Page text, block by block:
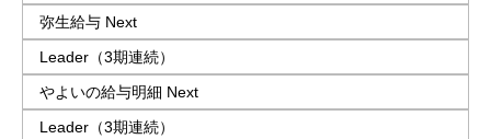
弥生給与 Next
Leader（3期連続）
やよいの給与明細 Next
Leader（3期連続）